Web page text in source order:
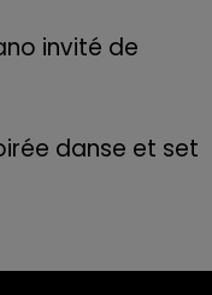
invité de
danse et set